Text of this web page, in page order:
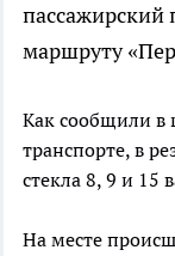
пассажирский
маршруту
Как сообщили в
транспорте, в
стекла 8, 9 и 15
На месте